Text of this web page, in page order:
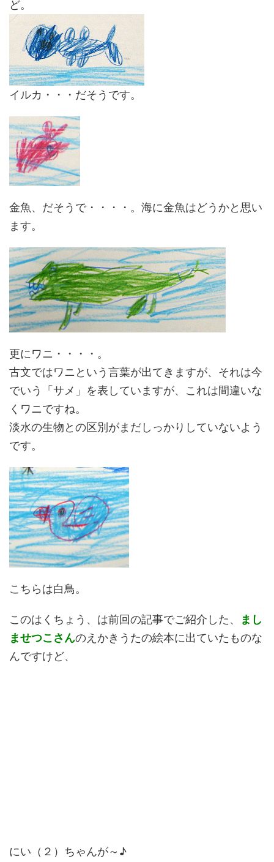
ど。
イルカ・・・だそうです。
金魚、だそうで・・・・。海に金魚はどうかと思い
ます。
更にワニ・・・・。
古文ではワニという言葉が出てきますが、それは今
でいう「サメ」を表していますが、これは間違いな
くワニですね。
淡水の生物との区別がまだしっかりしていないよう
です。
こちらは白鳥。
このはくちょう、は前回の記事でご紹介した、
まし
ませつこさんのえかきうたの絵本に出ていたものな
んですけど、
にい（２）ちゃんが～♪